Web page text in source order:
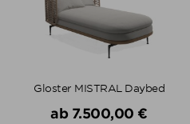
Gloster MISTRAL Daybed
Verkaufspreis
ab 7.500,00 €